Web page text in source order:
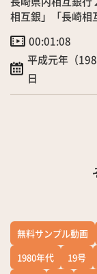
相互銀」「長崎相
00:01:08
平成元年（
日
無料サンプル動画
1980年代
19号